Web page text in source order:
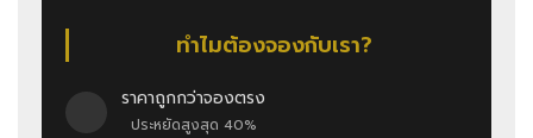
ทำไมต้องจองกับเรา?
ราคาถูกกว่าจองตรง
ประหยัดสูงสุด 40%